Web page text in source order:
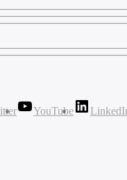
YouTube